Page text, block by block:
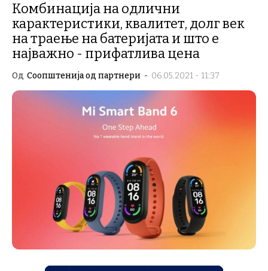
Комбинација на одлични
карактеристики, квалитет, долг век
на траење на батеријата и што е
најважно - прифатлива цена
Од Соопштенија од партнери - 06.05.2021 - 11:37